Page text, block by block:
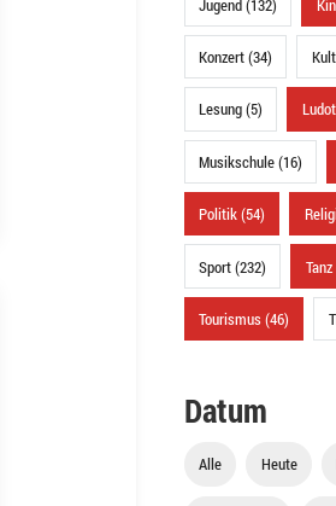
Jugend (132)
Konzert (34)
Lesung (5)
Musikschule (16)
Politik (54)
Sport (232)
Tourismus (46)
Datum
Alle Heute